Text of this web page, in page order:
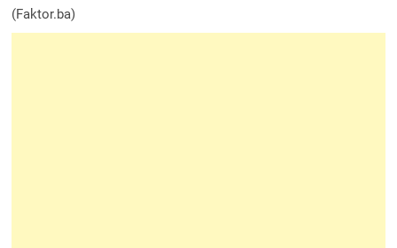
(Faktor.ba)